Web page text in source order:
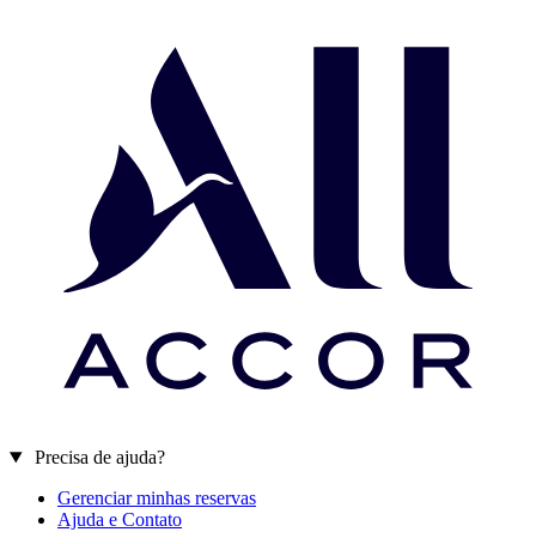
Precisa de ajuda?
Gerenciar minhas reservas
Ajuda e Contato